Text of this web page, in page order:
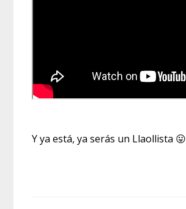
Y ya está, ya serás un Llaollista 😛